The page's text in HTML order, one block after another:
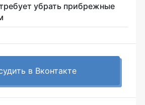
убрать прибрежные
в Вконтакте